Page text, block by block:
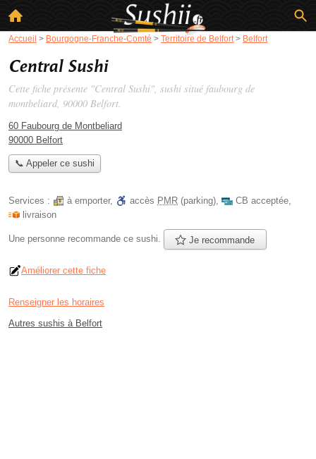
Accueil > Bourgogne-Franche-Comté > Territoire de Belfort > Belfort
Central Sushi
Cette fiche présente "Central Sushi", sushi situé faubourg de
montbeliard, 90000 Belfort.
60 Faubourg de Montbeliard
90000 Belfort
📞 Appeler ce sushi
Services : à emporter, accès PMR (parking), CB acceptée,
livraison
Une personne recommande ce sushi. Je recommande
Améliorer cette fiche
Renseigner les horaires
Autres sushis à Belfort